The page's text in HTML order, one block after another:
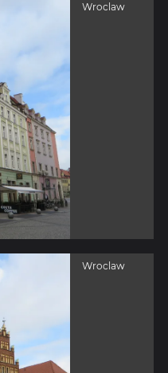
Wroclaw
Wroclaw